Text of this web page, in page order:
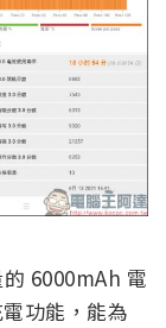
6000mAh 電
功能，能為